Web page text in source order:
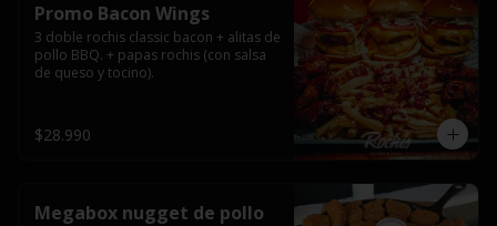
Promo Bacon Wings
3 doble rochis classic bacon + alitas de
pollo BBQ. + papas rochis (con salsa
de queso y tocino).
$28.990
Megabox nugget de pollo